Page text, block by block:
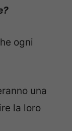
ogni
una
la loro